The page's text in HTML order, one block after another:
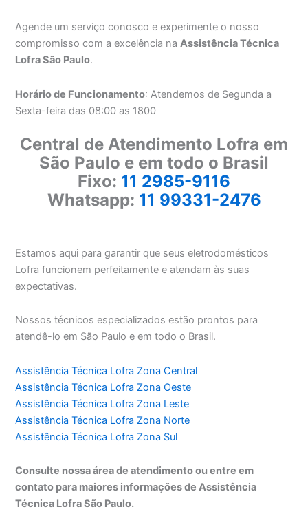
Agende um serviço conosco e experimente o nosso
compromisso com a excelência naAssistência Técnica
Lofra São Paulo.
Horário de Funcionamento: Atendemos de Segunda a
Sexta-feira das 08:00 as 1800
Central de Atendimento Lofra em
São Paulo e em todo o Brasil
Fixo: 11 2985-9116
Whatsapp: 11 99331-2476
Estamos aqui para garantir que seus eletrodomésticos
Lofra funcionem perfeitamente e atendam às suas
expectativas.
Nossos técnicos especializados estão prontos para
atendê-lo em São Paulo e em todo o Brasil.
Assistência Técnica Lofra Zona Central
Assistência Técnica Lofra Zona Oeste
Assistência Técnica Lofra Zona Leste
Assistência Técnica Lofra Zona Norte
Assistência Técnica Lofra Zona Sul
Consulte nossa área de atendimento ou entre em
contato para maiores informações de Assistência
Técnica Lofra São Paulo.